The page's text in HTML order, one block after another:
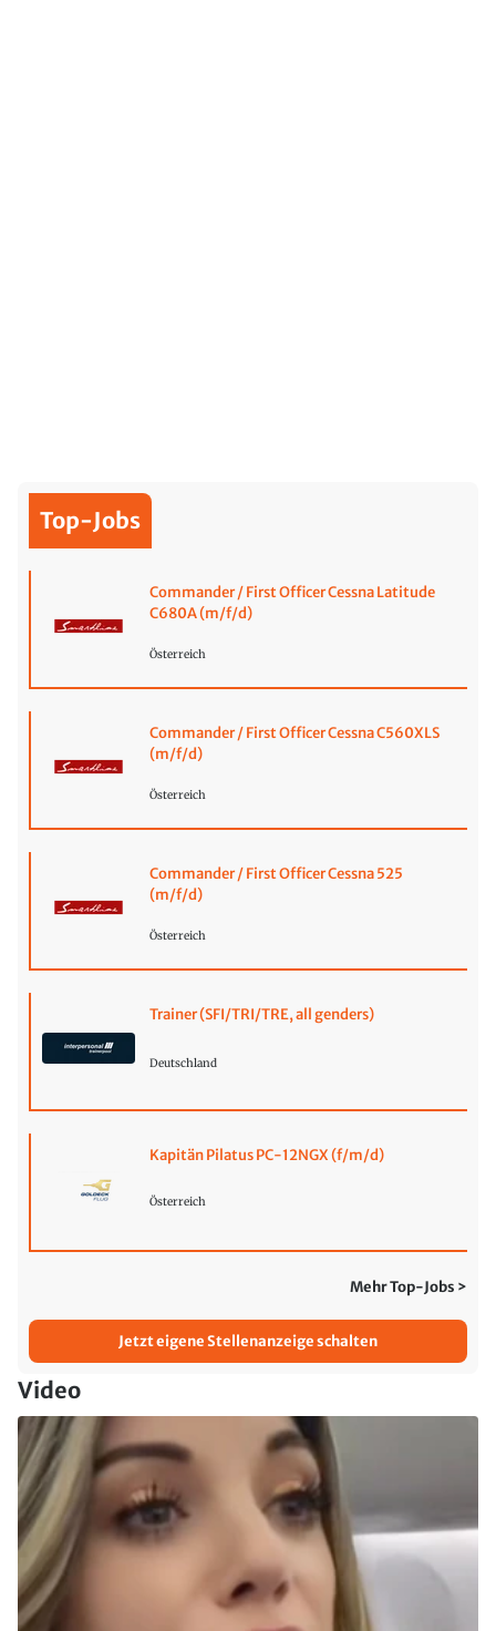
Top-Jobs
Commander / First Officer Cessna Latitude
C680A (m/f/d)
Österreich
Commander / First Officer Cessna C560XLS
(m/f/d)
Österreich
Commander / First Officer Cessna 525
(m/f/d)
Österreich
Trainer (SFI/TRI/TRE, all genders)
Deutschland
Kapitän Pilatus PC-12NGX (f/m/d)
Österreich
Mehr Top-Jobs >
Jetzt eigene Stellenanzeige schalten
Video